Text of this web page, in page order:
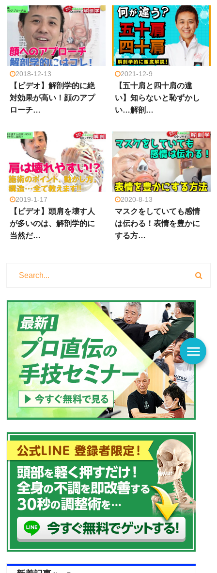
2018-12-13
【ビデオ】解剖学的に絶
対効果が高い！顔のアプ
ローチ…
2021-12-9
【五十肩と四十肩の違
い】知らないと恥ずかし
い…解剖…
2019-1-17
【ビデオ】頭肩を壊す人
が多いのは、解剖学的に
当然だ…
2020-8-13
マスクをしていても感情
は伝わる！表情を豊かに
する方…
menu